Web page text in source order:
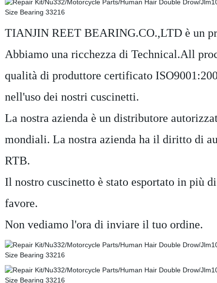
TIANJIN REET BEARING.CO.,LTD è un
Abbiamo una ricchezza di Technical.All
qualità di produttore certificato
nell'uso dei nostri cuscinetti.
La nostra azienda è un distributore
mondiali. La nostra azienda ha il diritto di
RTB.
Il nostro cuscinetto è stato esportato in più
favore.
Non vediamo l'ora di inviare il tuo ordine.